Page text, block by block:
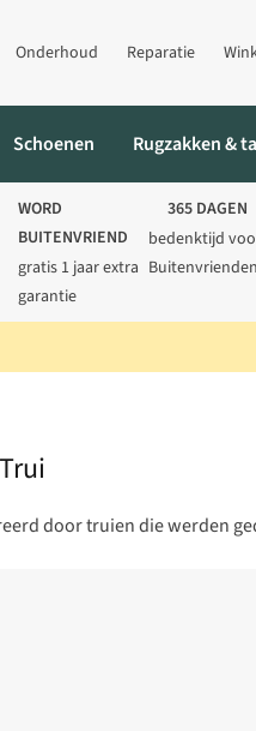
Onderhoud Reparatie
Schoenen Rugzakken &
WORD
BUITENVRIEND
gratis 1 jaar extra
garantie
365 DAGEN
bedenktijd
Buitenvrienden
door truien die werden